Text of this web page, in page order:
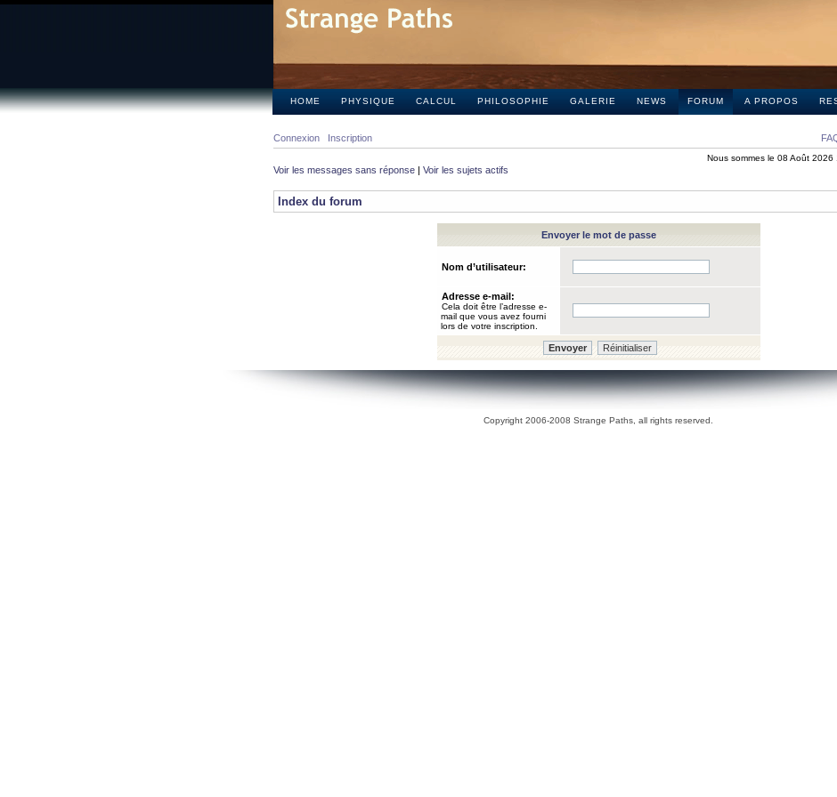
HOME PHYSIQUE CALCUL PHILOSOPHIE GALERIE NEWS FORUM A PROPOS
Connexion Inscription
Nous sommes le 08 Août 2026
Voir les messages sans réponse | Voir les sujets actifs
Index du forum
Envoyer le mot de passe
Nom d’utilisateur:
Adresse e-mail:
Cela doit être l’adresse e-
mail que vous avez fourni
lors de votre inscription.
Copyright 2006-2008 Strange Paths, all rights reserved.